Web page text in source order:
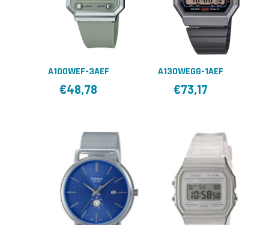
A100WEF-3AEF
€48,78
A130WEGG-1AEF
€73,17